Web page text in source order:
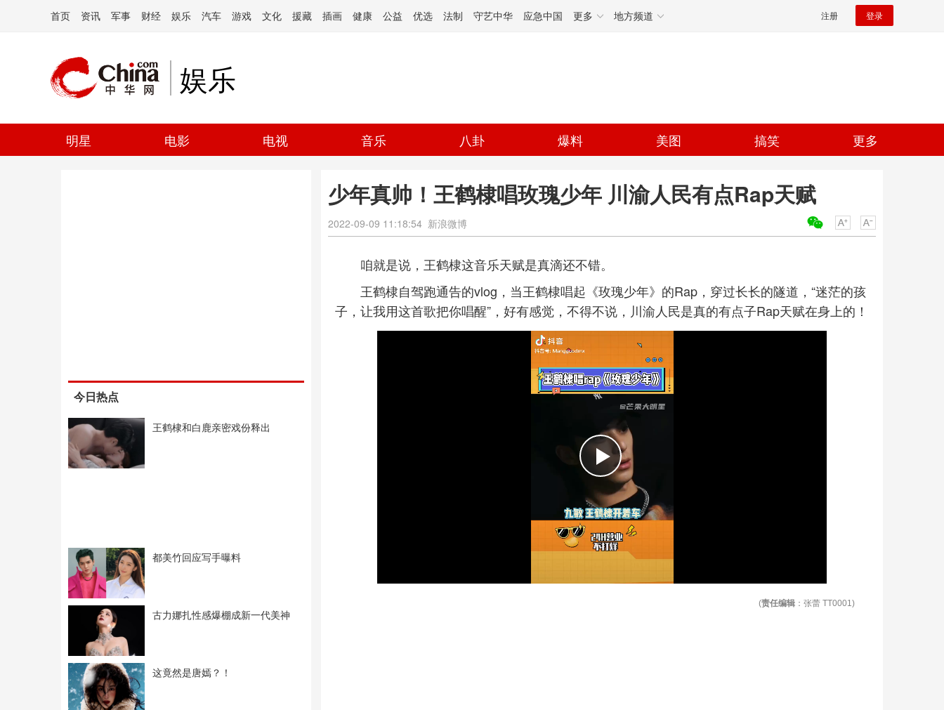
首页 资讯 军事 财经 娱乐 汽车 游戏 文化 援藏 插画 健康 公益 优选 法制 守艺中华 应急中国 更多 地方频道 注册 登录
娱乐
明星 电影 电视 音乐 八卦 爆料 美图 搞笑 更多
今日热点
王鹤棣和白鹿亲密戏份释出
都美竹回应写手曝料
古力娜扎性感爆棚成新一代美神
这竟然是唐嫣？！
少年真帅！王鹤棣唱玫瑰少年 川渝人民有点Rap天赋
2022-09-09 11:18:54 新浪微博
咱就是说，王鹤棣这音乐天赋是真滴还不错。
王鹤棣自驾跑通告的vlog，当王鹤棣唱起《玫瑰少年》的Rap，穿过长长的隧道，“迷茫的孩
子，让我用这首歌把你唱醒”，好有感觉，不得不说，川渝人民是真的有点子Rap天赋在身上的！
(责任编辑 ：张蕾 TT0001)